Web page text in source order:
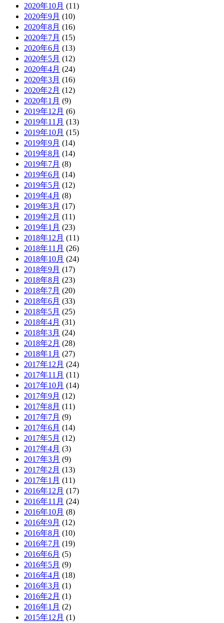
2020年10月 (11)
2020年9月 (10)
2020年8月 (16)
2020年7月 (15)
2020年6月 (13)
2020年5月 (12)
2020年4月 (24)
2020年3月 (16)
2020年2月 (12)
2020年1月 (9)
2019年12月 (6)
2019年11月 (13)
2019年10月 (15)
2019年9月 (14)
2019年8月 (14)
2019年7月 (8)
2019年6月 (14)
2019年5月 (12)
2019年4月 (8)
2019年3月 (17)
2019年2月 (11)
2019年1月 (23)
2018年12月 (11)
2018年11月 (26)
2018年10月 (24)
2018年9月 (17)
2018年8月 (23)
2018年7月 (20)
2018年6月 (33)
2018年5月 (25)
2018年4月 (31)
2018年3月 (24)
2018年2月 (28)
2018年1月 (27)
2017年12月 (24)
2017年11月 (11)
2017年10月 (14)
2017年9月 (12)
2017年8月 (11)
2017年7月 (9)
2017年6月 (14)
2017年5月 (12)
2017年4月 (3)
2017年3月 (9)
2017年2月 (13)
2017年1月 (11)
2016年12月 (17)
2016年11月 (24)
2016年10月 (8)
2016年9月 (12)
2016年8月 (10)
2016年7月 (19)
2016年6月 (5)
2016年5月 (9)
2016年4月 (18)
2016年3月 (1)
2016年2月 (1)
2016年1月 (2)
2015年12月 (1)